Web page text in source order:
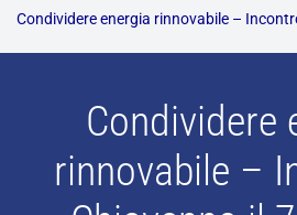
Condividere energia rinnovabile –
Condividere
rinnovabile –